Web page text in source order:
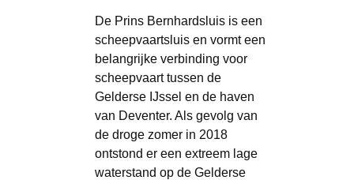
De Prins Bernhardsluis is een
scheepvaartsluis en vormt een
belangrijke verbinding voor
scheepvaart tussen de
Gelderse IJssel en de haven
van Deventer. Als gevolg van
de droge zomer in 2018
ontstond er een extreem lage
waterstand op de Gelderse